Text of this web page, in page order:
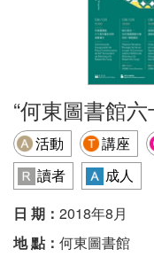
“何東圖書館
活動 講座
讀者
成人
日 期： 2018年8月
地 點： 何東圖書館